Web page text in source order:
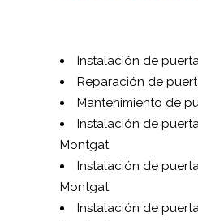
Instalación de
Reparación de
Mantenimiento de
Instalación de
Montgat
Instalación de
Montgat
Instalación de